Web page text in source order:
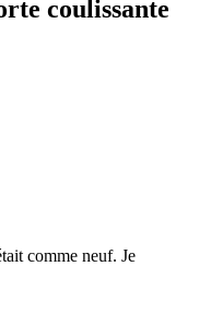
coulissante
comme neuf. Je